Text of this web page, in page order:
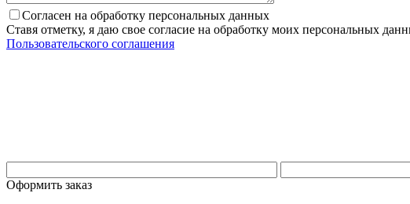
Согласен на обработку персональных данных
Ставя отметку, я даю свое согласие на обработку моих персональных
Пользовательского соглашения
Оформить заказ